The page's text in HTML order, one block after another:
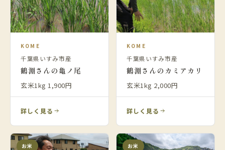
KOME
千葉県いすみ市産
鶴淵さんの亀ノ尾
玄米1kg 1,900円
詳しく見る
KOME
千葉県いすみ市産
鶴淵さんのカミアカリ
玄米1kg 2,000円
詳しく見る
お米 お米